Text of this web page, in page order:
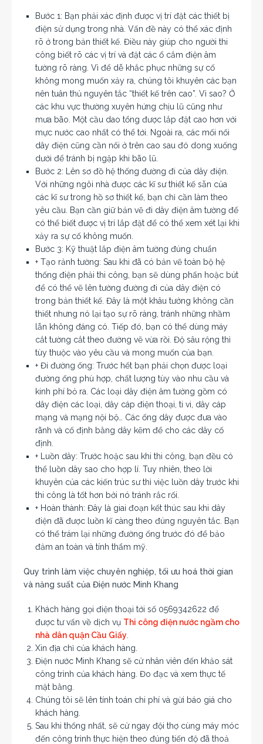
Bước 1: Bạn phải xác định được vị trí đặt các thiết bị
điện sử dụng trong nhà. Vấn đề này có thể xác định
rõ ở trong bản thiết kế. Điều này giúp cho người thi
công biết rõ các vị trí và đặt các ổ cắm điện âm
tường rõ ràng. Vì để dễ khắc phục những sự cố
không mong muốn xảy ra, chúng tôi khuyên các bạn
nên tuân thủ nguyên tắc “thiết kế trên cao”. Vì sao? Ở
các khu vực thường xuyên hứng chịu lũ cũng như
mưa bão. Một cầu dao tổng được lắp đặt cao hơn với
mực nước cao nhất có thể tới. Ngoài ra, các mối nối
dây điện cũng cần nối ở trên cao sau đó dong xuống
dưới để tránh bị ngập khi bão lũ.
Bước 2: Lên sơ đồ hệ thống đường đi của dây điện.
Với những ngôi nhà được các kĩ sư thiết kế sẵn của
các kĩ sư trong hồ sơ thiết kế, bạn chỉ cần làm theo
yêu cầu. Bạn cần giữ bản vẽ đi dây điện âm tường để
có thể biết được vị trí lắp đặt để có thể xem xét lại khi
xảy ra sự cố không muốn.
Bước 3: Kỹ thuật lắp điện âm tường đúng chuẩn
+ Tạo rảnh tường: Sau khi đã có bản vẽ toàn bộ hệ
thống điện phải thi công, bạn sẽ dùng phấn hoặc bút
để có thể vẽ lên tường đường đi của dây điện có
trong bản thiết kế. Đây là một khâu tưởng không cần
thiết nhưng nó lại tạo sự rõ ràng, tránh những nhầm
lẫn không đáng có. Tiếp đó, bạn có thể dùng máy
cắt tường cắt theo đường vẽ vừa rồi. Độ sâu rộng thì
tùy thuộc vào yêu cầu và mong muốn của bạn.
+ Đi đường ống: Trước hết bạn phải chọn được loại
đường ống phù hợp, chất lượng tùy vào nhu cầu và
kinh phí bỏ ra. Các loại dây điện âm tường gồm có
dây điện các loại, dây cáp điện thoại, ti vi, dây cáp
mạng và mạng nội bộ… Các ống dây được đưa vào
rãnh và cố định bằng dây kẽm để cho các dây cố
định.
+ Luồn dây: Trước hoặc sau khi thi công, bạn đều có
thể luồn dây sao cho hợp lí. Tuy nhiên, theo lời
khuyên của các kiến trúc sư thì việc luồn dây trước khi
thi công là tốt hơn bởi nó tránh rắc rối.
+ Hoàn thành: Đây là giai đoạn kết thúc sau khi dây
điện đã được luồn kĩ càng theo đúng nguyên tắc. Bạn
có thể trám lại những đường ống trước đó để bảo
đảm an toàn và tính thẩm mỹ.
Quy trình làm việc chuyên nghiệp, tối ưu hoá thời gian
và năng suất của Điện nước Minh Khang
Khách hàng gọi điện thoại tới số 0569342622 để
được tư vấn về dịch vụ Thi công điện nước ngầm cho
nhà dân quận Cầu Giấy
Xin địa chỉ của khách hàng.
Điện nước Minh Khang sẽ cử nhân viên đến khảo sát
công trình của khách hàng. Đo đạc và xem thực tế
mặt bằng.
Chúng tôi sẽ lên tính toán chi phí và gừi báo giá cho
khách hàng.
Sau khi thống nhất, sẽ cử ngay đội thợ cùng máy móc
đến công trình thực hiện theo đúng tiến độ đã thoả